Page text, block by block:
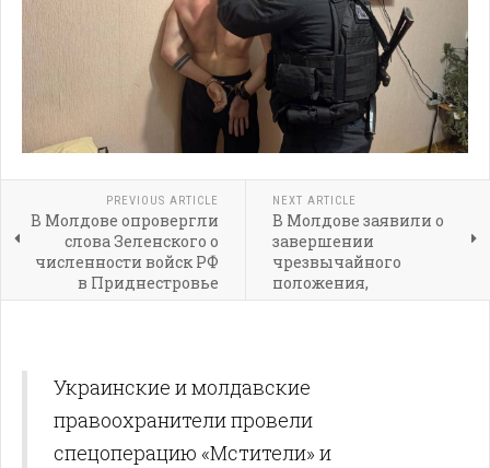
PREVIOUS ARTICLE
В Молдове опровергли
слова Зеленского о
численности войск РФ
в Приднестровье
NEXT ARTICLE
В Молдове заявили о
завершении
чрезвычайного
положения,
введенного из-за
Украинские и молдавские
правоохранители провели
спецоперацию «Мстители» и